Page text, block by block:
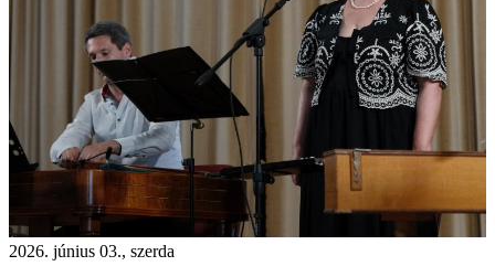
2026. június 03., szerda